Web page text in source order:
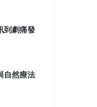
到劇痛發
自然療法